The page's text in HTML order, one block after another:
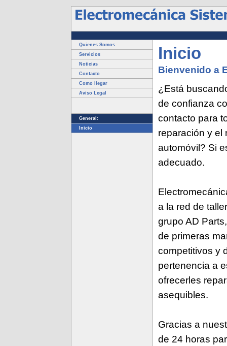
Quienes Somos
Servicios
Noticias
Contacto
Como llegar
Aviso Legal
General:
Inicio
Inicio
Bienvenido a
¿Está
de confianza
contacto para
reparación y el
automóvil? Si
adecuado.
a la red de
grupo AD
de primeras
competitivos y
pertenencia a
ofrecerles
asequibles.
Gracias a
de 24 horas